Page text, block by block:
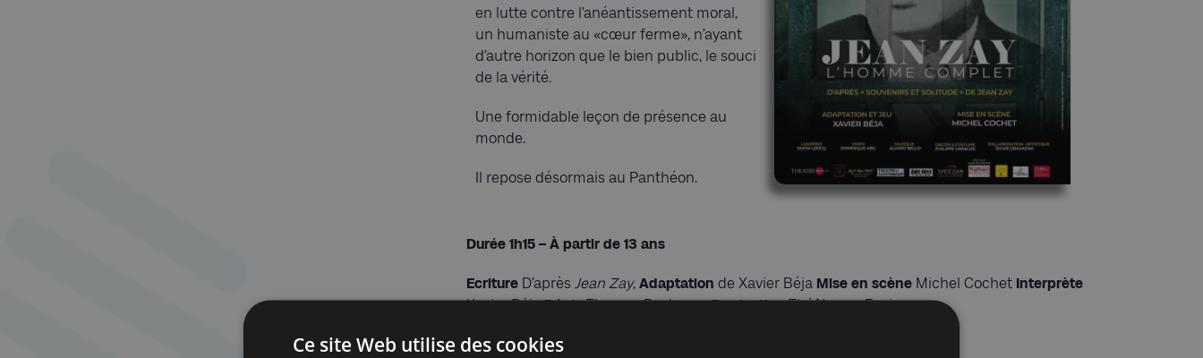
en lutte contre l’anéantissement moral,
un humaniste au «cœur ferme», n’ayant
d’autre horizon que le bien public, le souci
de la vérité.
Une formidable leçon de présence au
monde.
Il repose désormais au Panthéon.
Durée 1h15 – À partir de 13 ans
Ecriture D’après Jean Zay, Adaptation de Xavier Béja Mise en scène Michel Cochet Interprète
Xavier BéjaRégieThomas DeshayesProductionThéâtre en Fusion
Ce site Web utilise des cookies